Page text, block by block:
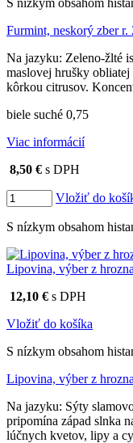
Furmint, neskorý zber r.
Na jazyku: Zeleno-žlté
maslovej hrušky obliatej
kôrkou citrusov.
biele suché 0,75
Viac informácií
8,50 € s DPH
Vložiť do
S nízkym obsahom
Lipovina, výber z
12,10 € s DPH
Vložiť do košíka
S nízkym obsahom
Lipovina, výber z
Na jazyku: Sýty
pripomína západ slnka
lúčnych kvetov, lipy a